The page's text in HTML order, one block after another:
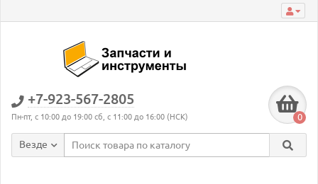
+7-923-567-2805
Пн-пт, с 10:00 до 19:00 сб, с 11:00 до 16:00 (НСК) 0
Везде